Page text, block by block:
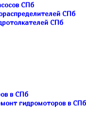
СПб
СПб
СПб
в СПб
гидромоторов в СПб